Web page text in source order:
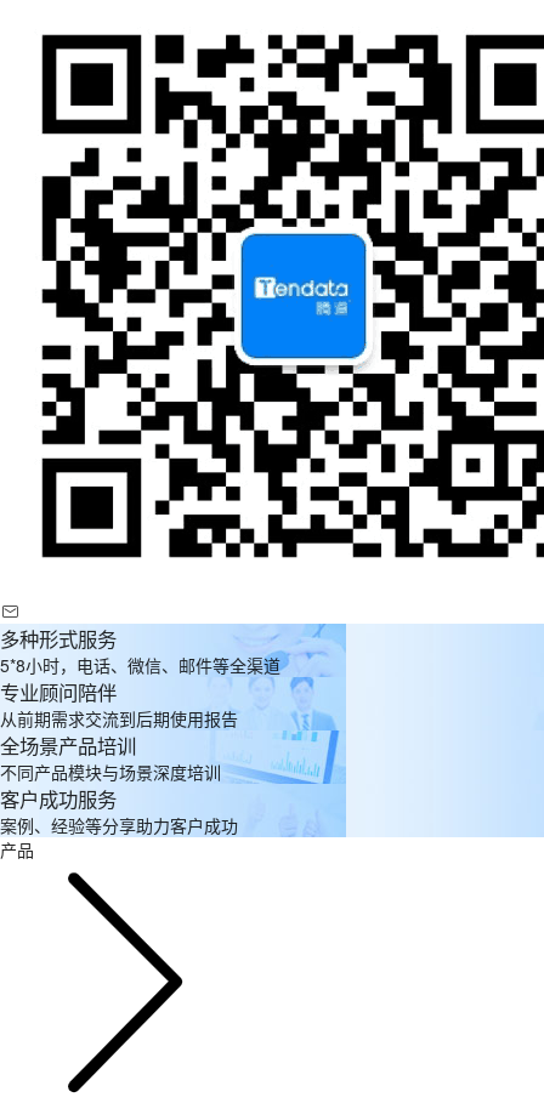
多种形式服务
5*8小时，电话、微信、邮件等全渠道
专业顾问陪伴
从前期需求交流到后期使用报告
全场景产品培训
不同产品模块与场景深度培训
客户成功服务
案例、经验等分享助力客户成功
产品